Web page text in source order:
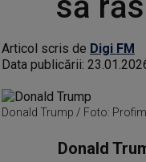
Articol scris de Digi FM
Data publicării:
Donald Trump / Foto:
Donald